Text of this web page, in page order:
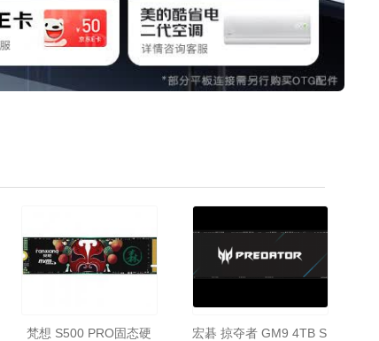
梵想 S500 PRO固态硬
宏碁 掠夺者 GM9 4TB S